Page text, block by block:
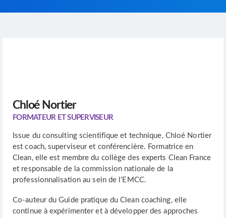
Chloé Nortier
FORMATEUR ET SUPERVISEUR
Issue du consulting scientifique et technique, Chloé Nortier
est coach, superviseur et conférencière. Formatrice en
Clean, elle est membre du collège des experts Clean France
et responsable de la commission nationale de la
professionnalisation au sein de l’EMCC.
Co-auteur du Guide pratique du Clean coaching, elle
continue à expérimenter et à développer des approches